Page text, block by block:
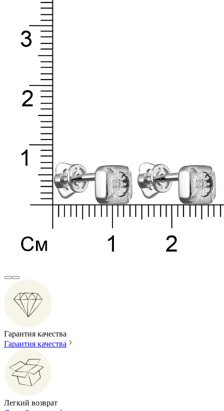
Гарантия качества
Гарантия качества
Легкий возврат